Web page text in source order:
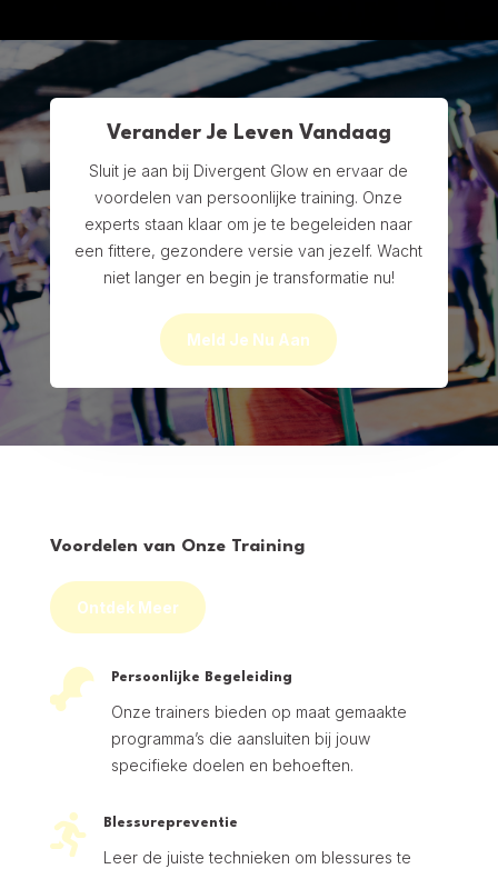
Verander Je Leven Vandaag
Sluit je aan bij Divergent Glow en ervaar de
voordelen van persoonlijke training. Onze
experts staan klaar om je te begeleiden naar
een fittere, gezondere versie van jezelf. Wacht
niet langer en begin je transformatie nu!
Meld Je Nu Aan
Voordelen van Onze Training
Ontdek Meer
 Persoonlijke Begeleiding
Onze trainers bieden op maat gemaakte
programma’s die aansluiten bij jouw
specifieke doelen en behoeften.
 Blessurepreventie
Leer de juiste technieken om blessures te